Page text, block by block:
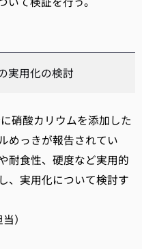
実用化の検討
硝酸カリウムを添加した
めっきが報告されてい
耐食性、硬度など実用的
、実用化について検討す
）